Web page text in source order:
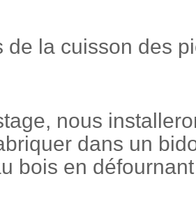
de la cuisson des
nous
dans un
bois en